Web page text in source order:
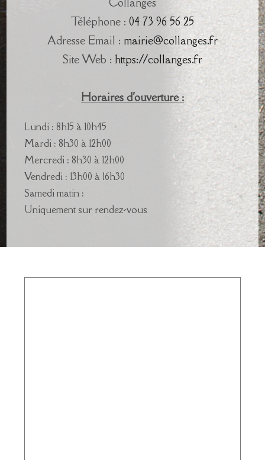
Téléphone : 04 73 96 56 25
Adresse Email : mairie@collanges.fr
Site Web : https://collanges.fr
Horaires d'ouverture :
Lundi : 8h15 à 10h45
Mardi : 8h30 à 12h00
Mercredi : 8h30 à 12h00
Vendredi : 13h00 à 16h30
Samedi matin :
Uniquement sur rendez-vous